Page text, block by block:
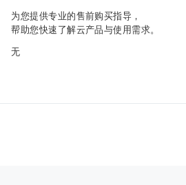
为您提供专业的售前购买指导，
帮助您快速了解云产品与使用需求。
无